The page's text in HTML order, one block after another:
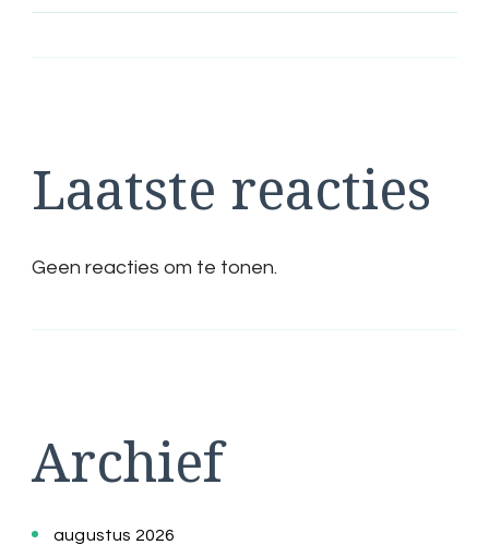
Laatste reacties
Geen reacties om te tonen.
Archief
augustus 2026